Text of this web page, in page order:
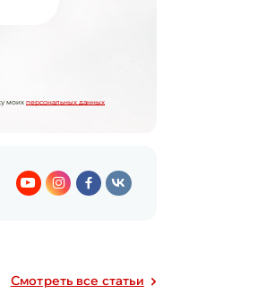
моих персональных данных
Cмотреть все статьи